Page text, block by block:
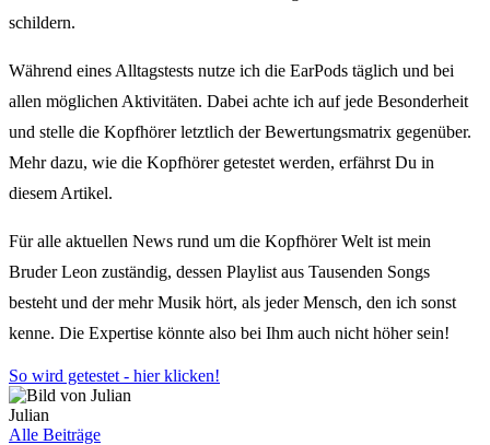
schildern.
Während eines Alltagstests nutze ich die EarPods täglich und bei
allen möglichen Aktivitäten. Dabei achte ich auf jede Besonderheit
und stelle die Kopfhörer letztlich der Bewertungsmatrix gegenüber.
Mehr dazu, wie die Kopfhörer getestet werden, erfährst Du in
diesem Artikel.
Für alle aktuellen News rund um die Kopfhörer Welt ist mein
Bruder Leon zuständig, dessen Playlist aus Tausenden Songs
besteht und der mehr Musik hört, als jeder Mensch, den ich sonst
kenne. Die Expertise könnte also bei Ihm auch nicht höher sein!
So wird getestet - hier klicken!
Julian
Alle Beiträge